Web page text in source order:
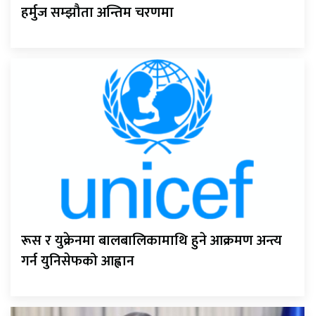
हर्मुज सम्झौता अन्तिम चरणमा
रूस र युक्रेनमा बालबालिकामाथि हुने आक्रमण अन्त्य
गर्न युनिसेफको आह्वान